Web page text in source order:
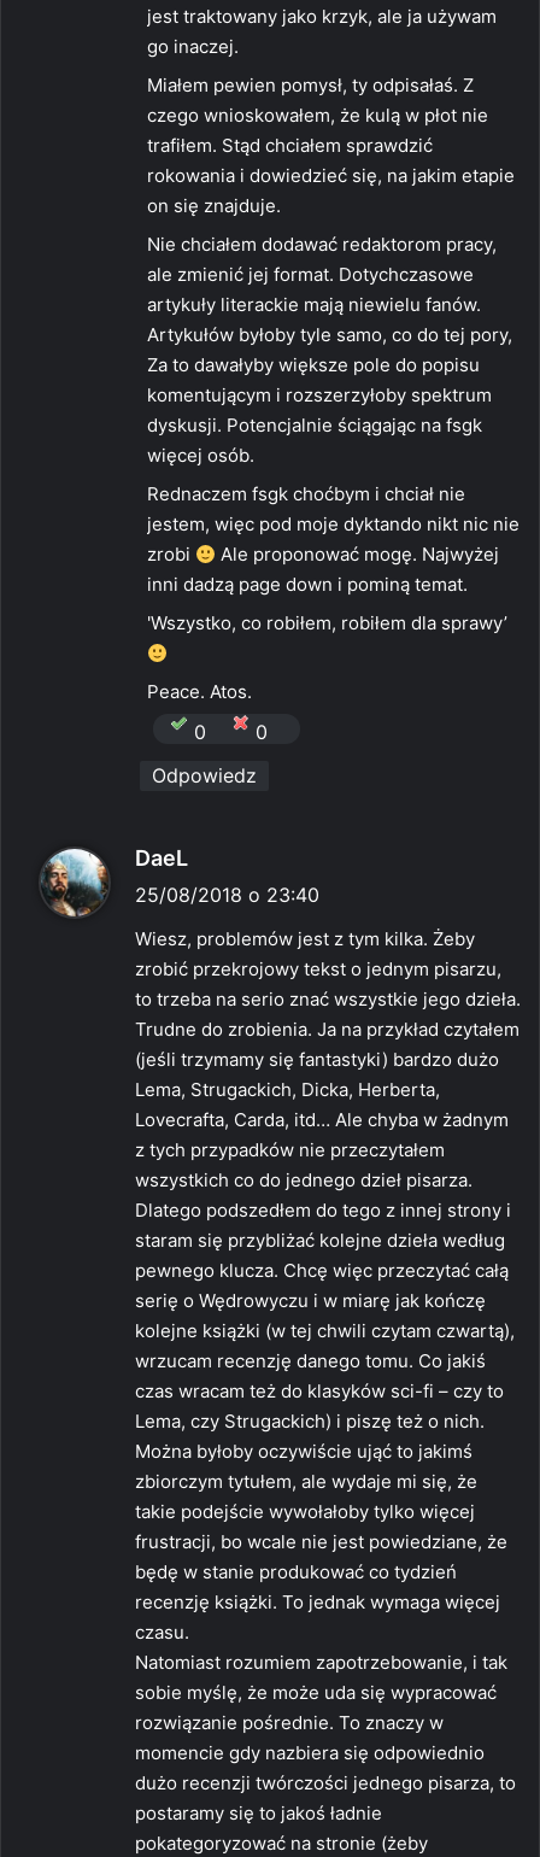
jest traktowany jako krzyk, ale ja używam
go inaczej.
Miałem pewien pomysł, ty odpisałaś. Z
czego wnioskowałem, że kulą w płot nie
trafiłem. Stąd chciałem sprawdzić
rokowania i dowiedzieć się, na jakim etapie
on się znajduje.
Nie chciałem dodawać redaktorom pracy,
ale zmienić jej format. Dotychczasowe
artykuły literackie mają niewielu fanów.
Artykułów byłoby tyle samo, co do tej pory,
Za to dawałyby większe pole do popisu
komentującym i rozszerzyłoby spektrum
dyskusji. Potencjalnie ściągając na fsgk
więcej osób.
Rednaczem fsgk choćbym i chciał nie
jestem, więc pod moje dyktando nikt nic nie
zrobi
Ale proponować mogę. Najwyżej
inni dadzą page down i pominą temat.
'Wszystko, co robiłem, robiłem dla sprawy’
Peace. Atos.
0
0
Odpowiedz
DaeL
i
e
:
25/08/2018 o 23:40
Wiesz, problemów jest z tym kilka. Żeby
zrobić przekrojowy tekst o jednym pisarzu,
to trzeba na serio znać wszystkie jego dzieła.
Trudne do zrobienia. Ja na przykład czytałem
(jeśli trzymamy się fantastyki) bardzo dużo
Lema, Strugackich, Dicka, Herberta,
Lovecrafta, Carda, itd… Ale chyba w żadnym
z tych przypadków nie przeczytałem
wszystkich co do jednego dzieł pisarza.
Dlatego podszedłem do tego z innej strony i
staram się przybliżać kolejne dzieła według
pewnego klucza. Chcę więc przeczytać całą
serię o Wędrowyczu i w miarę jak kończę
kolejne książki (w tej chwili czytam czwartą),
wrzucam recenzję danego tomu. Co jakiś
czas wracam też do klasyków sci-fi – czy to
Lema, czy Strugackich) i piszę też o nich.
Można byłoby oczywiście ująć to jakimś
zbiorczym tytułem, ale wydaje mi się, że
takie podejście wywołałoby tylko więcej
frustracji, bo wcale nie jest powiedziane, że
będę w stanie produkować co tydzień
recenzję książki. To jednak wymaga więcej
czasu.
Natomiast rozumiem zapotrzebowanie, i tak
sobie myślę, że może uda się wypracować
rozwiązanie pośrednie. To znaczy w
momencie gdy nazbiera się odpowiednio
dużo recenzji twórczości jednego pisarza, to
postaramy się to jakoś ładnie
pokategoryzować na stronie (żeby